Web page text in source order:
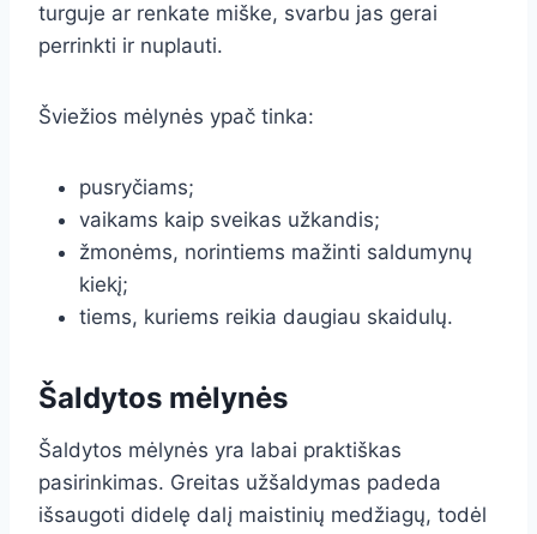
turguje ar renkate miške, svarbu jas gerai
perrinkti ir nuplauti.
Šviežios mėlynės ypač tinka:
pusryčiams;
vaikams kaip sveikas užkandis;
žmonėms, norintiems mažinti saldumynų
kiekį;
tiems, kuriems reikia daugiau skaidulų.
Šaldytos mėlynės
Šaldytos mėlynės yra labai praktiškas
pasirinkimas. Greitas užšaldymas padeda
išsaugoti didelę dalį maistinių medžiagų, todėl